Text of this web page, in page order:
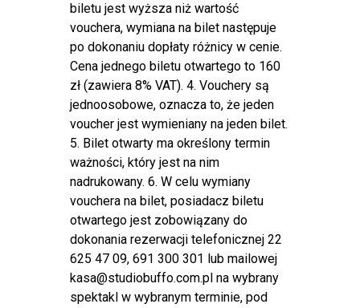
biletu jest wyższa niż wartość
vouchera, wymiana na bilet następuje
po dokonaniu dopłaty różnicy w cenie.
Cena jednego biletu otwartego to 160
zł (zawiera 8% VAT). 4. Vouchery są
jednoosobowe, oznacza to, że jeden
voucher jest wymieniany na jeden bilet.
5. Bilet otwarty ma określony termin
ważności, który jest na nim
nadrukowany. 6. W celu wymiany
vouchera na bilet, posiadacz biletu
otwartego jest zobowiązany do
dokonania rezerwacji telefonicznej 22
625 47 09, 691 300 301 lub mailowej
kasa@studiobuffo.com.pl na wybrany
spektakl w wybranym terminie, pod